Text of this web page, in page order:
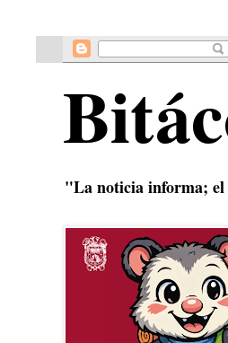
"La noticia informa; el